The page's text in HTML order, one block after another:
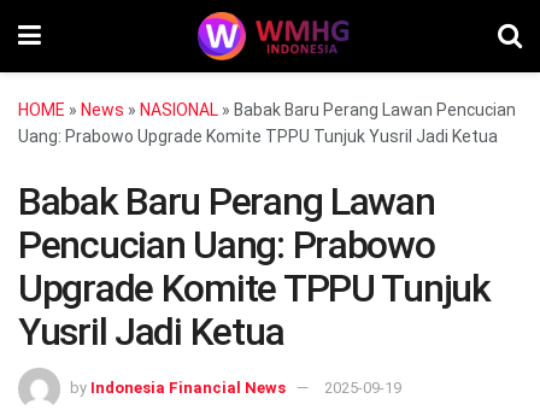
HOME » News » NASIONAL » Babak Baru Perang Lawan Pencucian
Uang: Prabowo Upgrade Komite TPPU Tunjuk Yusril Jadi Ketua
Babak Baru Perang Lawan
Pencucian Uang: Prabowo
Upgrade Komite TPPU Tunjuk
Yusril Jadi Ketua
by Indonesia Financial News 2025-09-19